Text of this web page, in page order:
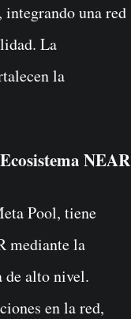
una red
La
la
NEAR
Pool, tiene
mediante la
de alto nivel.
en la red,